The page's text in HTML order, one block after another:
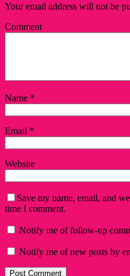
Your email address will not be
Comment
Name *
Email *
Website
Save my name, email, and
time I comment.
Notify me of follow-up
Notify me of new posts by